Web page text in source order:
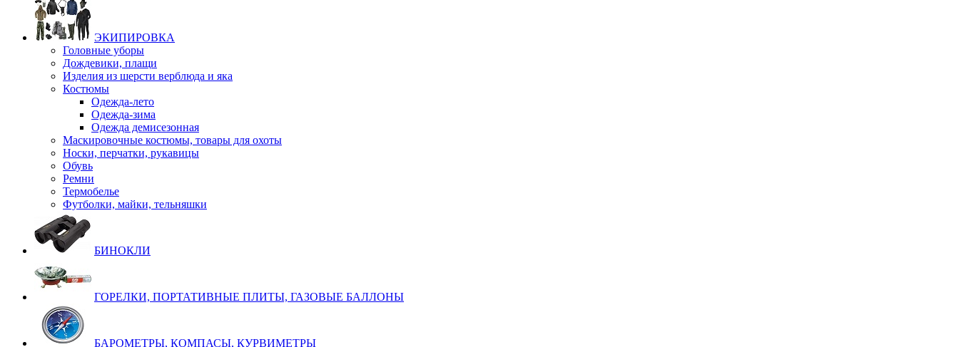
ЭКИПИРОВКА
Головные уборы
Дождевики, плащи
Изделия из шерсти верблюда и яка
Костюмы
Одежда-лето
Одежда-зима
Одежда демисезонная
Маскировочные костюмы, товары для охоты
Носки, перчатки, рукавицы
Обувь
Ремни
Термобелье
Футболки, майки, тельняшки
БИНОКЛИ
ГОРЕЛКИ, ПОРТАТИВНЫЕ ПЛИТЫ, ГАЗОВЫЕ БАЛЛОНЫ
БАРОМЕТРЫ, КОМПАСЫ, КУРВИМЕТРЫ